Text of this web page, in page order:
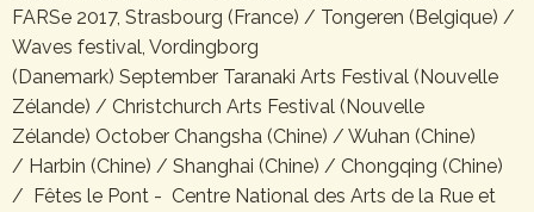
FARSe 2017, Strasbourg (France) / Tongeren (Belgique) /
Waves festival, Vordingborg
(Danemark) September Taranaki Arts Festival (Nouvelle
Zélande) / Christchurch Arts Festival (Nouvelle
Zélande) October Changsha (Chine) / Wuhan (Chine)
/ Harbin (Chine) / Shanghai (Chine) / Chongqing (Chine)
/ Fêtes le Pont - Centre National des Arts de la Rue et